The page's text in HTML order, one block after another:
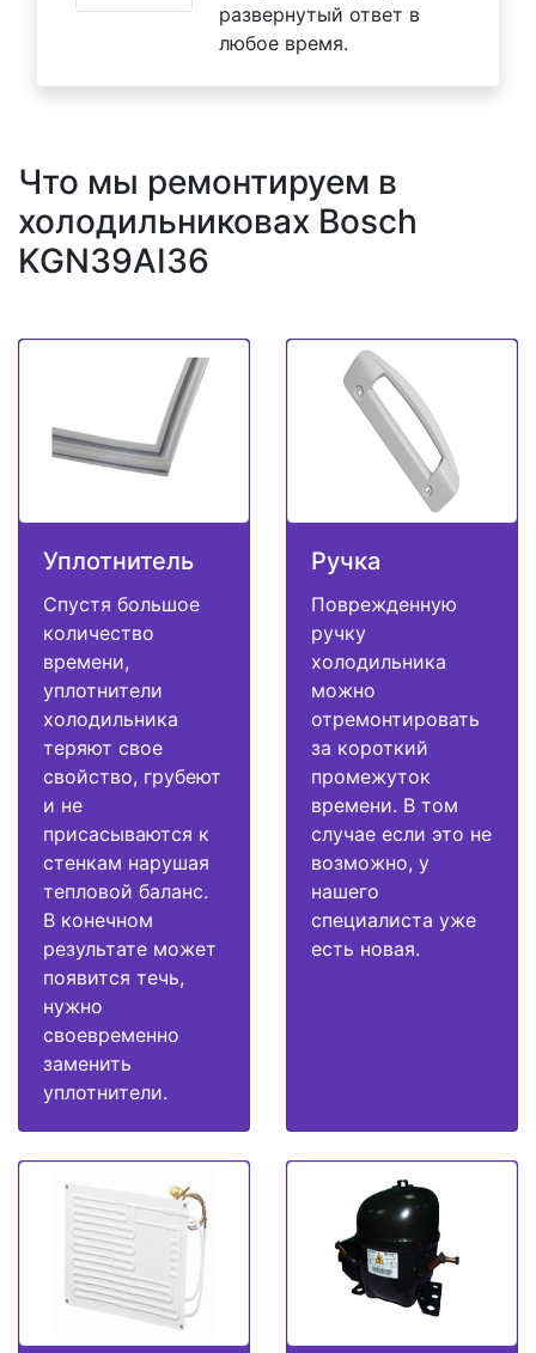
развернутый ответ в
любое время.
Что мы ремонтируем в
холодильниковах Bosch
KGN39AI36
Уплотнитель
Спустя большое
количество
времени,
уплотнители
холодильника
теряют свое
свойство, грубеют
и не
присасываются к
стенкам нарушая
тепловой баланс.
В конечном
результате может
появится течь,
нужно
своевременно
заменить
уплотнители.
Ручка
Поврежденную
ручку
холодильника
можно
отремонтировать
за короткий
промежуток
времени. В том
случае если это не
возможно, у
нашего
специалиста уже
есть новая.